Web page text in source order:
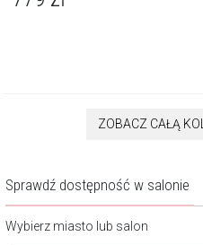
ZOBACZ CAŁĄ
Sprawdź dostępność w salonie
Wybierz miasto lub salon